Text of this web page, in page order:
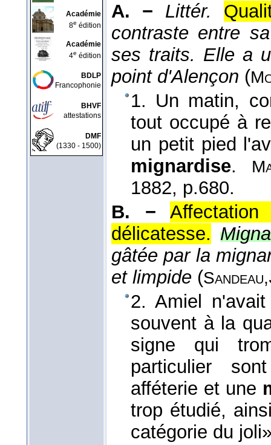
Académie
8e édition
Académie
4e édition
BDLP
Francophonie
BHVF
attestations
DMF
(1330 - 1500)
A. − Littér.
contraste entre
ses traits. Elle a
point d'Alençon (
1. Un matin,
tout occupé à
un petit pied
mignardise.
1882, p.680.
B. −
délicatesse.
gâtée par la
et limpide (Sandeau,
2. Amiel
souvent à la
signe qui
particulier
afféterie et une
trop étudié,
catégorie du